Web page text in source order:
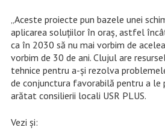
„Aceste proiecte pun bazele unei
aplicarea soluțiilor în oraș, astfel
ca în 2030 să nu mai vorbim de
vorbim de 30 de ani. Clujul are
tehnice pentru a-și rezolva
de conjunctura favorabilă pentru a le
arătat consilierii locali USR PLUS.
Vezi și: